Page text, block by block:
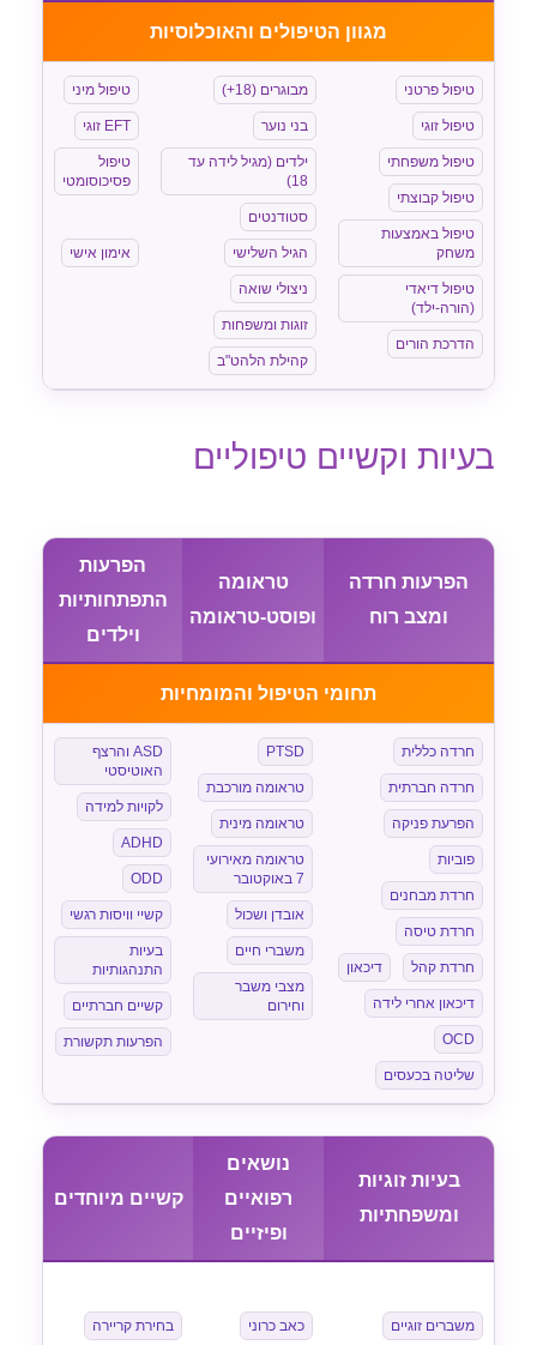
מגוון הטיפולים והאוכלוסיות
טיפול פרטני
טיפול זוגי
טיפול משפחתי
טיפול קבוצתי
טיפול באמצעות
משחק
טיפול דיאדי
(הורה-ילד)
הדרכת הורים
מבוגרים (18+)
בני נוער
ילדים (מגיל לידה עד
18)
סטודנטים
הגיל השלישי
ניצולי שואה
זוגות ומשפחות
קהילת הלהט"ב
טיפול מיני
EFT זוגי
טיפול
פסיכוסומטי
אימון אישי
בעיות וקשיים טיפוליים
הפרעות חרדה
ומצב רוח
טראומה
ופוסט-טראומה
הפרעות
התפתחותיות
וילדים
תחומי הטיפול והמומחיות
חרדה כללית
חרדה חברתית
הפרעת פניקה
פוביות
חרדת מבחנים
חרדת טיסה
חרדת קהל דיכאון
דיכאון אחרי לידה
OCD
שליטה בכעסים
PTSD
טראומה מורכבת
טראומה מינית
טראומה מאירועי
7 באוקטובר
אובדן ושכול
משברי חיים
מצבי משבר
וחירום
ASD והרצף
האוטיסטי
לקויות למידה
ADHD
ODD
קשיי וויסות רגשי
בעיות
התנהגותיות
קשיים חברתיים
הפרעות תקשורת
בעיות זוגיות
ומשפחתיות
נושאים
רפואיים
ופיזיים
קשיים מיוחדים
משברים זוגיים כאב כרוני בחירת קריירה